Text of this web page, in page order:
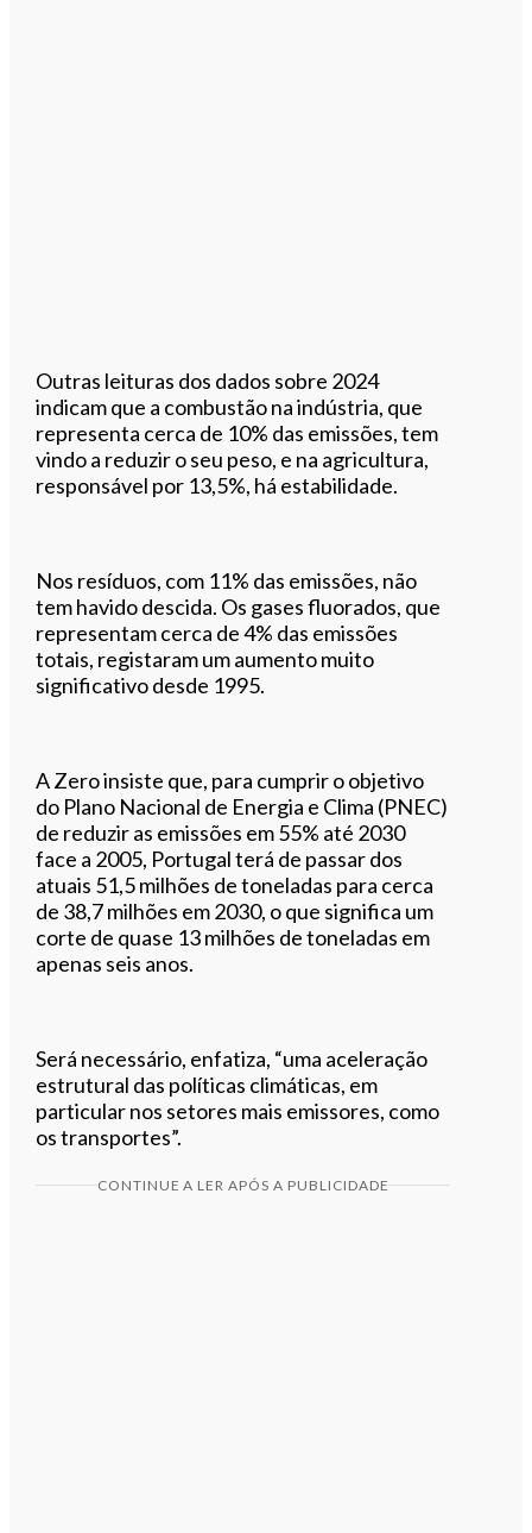
Outras leituras dos dados sobre 2024
indicam que a combustão na indústria, que
representa cerca de 10% das emissões, tem
vindo a reduzir o seu peso, e na agricultura,
responsável por 13,5%, há estabilidade.
Nos resíduos, com 11% das emissões, não
tem havido descida. Os gases fluorados, que
representam cerca de 4% das emissões
totais, registaram um aumento muito
significativo desde 1995.
A Zero insiste que, para cumprir o objetivo
do Plano Nacional de Energia e Clima (PNEC)
de reduzir as emissões em 55% até 2030
face a 2005, Portugal terá de passar dos
atuais 51,5 milhões de toneladas para cerca
de 38,7 milhões em 2030, o que significa um
corte de quase 13 milhões de toneladas em
apenas seis anos.
Será necessário, enfatiza, “uma aceleração
estrutural das políticas climáticas, em
particular nos setores mais emissores, como
os transportes”.
CONTINUE A LER APÓS A PUBLICIDADE